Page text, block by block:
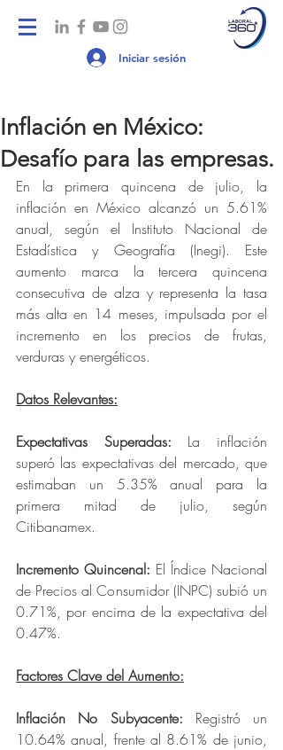
Iniciar sesión
Inflación en México:
Desafío para las empresas.
En la primera quincena de julio, la
inflación en México alcanzó un 5.61%
anual, según el Instituto Nacional de
Estadística y Geografía (Inegi). Este
aumento marca la tercera quincena
consecutiva de alza y representa la tasa
más alta en 14 meses, impulsada por el
incremento en los precios de frutas,
verduras y energéticos.
Datos Relevantes:
Expectativas Superadas: La inflación
superó las expectativas del mercado, que
estimaban un 5.35% anual para la
primera mitad de julio, según
Citibanamex.
Incremento Quincenal: El Índice Nacional
de Precios al Consumidor (INPC) subió un
0.71%, por encima de la expectativa del
0.47%.
Factores Clave del Aumento:
Inflación No Subyacente: Registró un
10.64% anual, frente al 8.61% de junio,